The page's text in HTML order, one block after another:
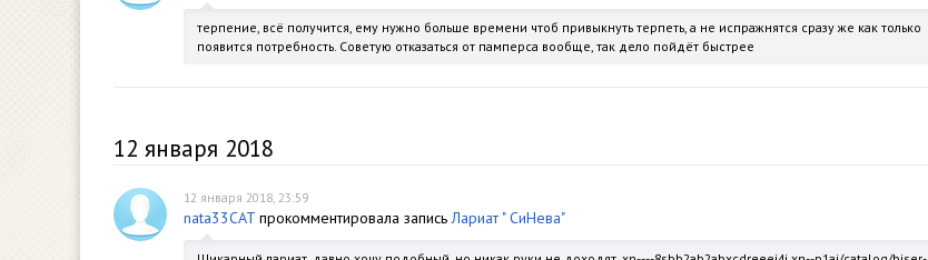
терпение, всё получится, ему нужно больше времени чтоб привыкнуть терпеть, а не испражнятся сразу же как только
появится потребность. Советую отказаться от памперса вообще, так дело пойдёт быстрее
12 января 2018
12 января 2018, 23:59
nata33CAT прокомментировала записьЛариат " СиНева"